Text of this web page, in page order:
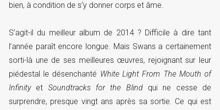
bien, à condition de s’y donner corps et âme.
S’agit-il du meilleur album de 2014 ? Difficile à dire tant
l’année paraît encore longue. Mais Swans a certainement
sorti-là une de ses meilleures œuvres, rejoignant sur leur
piédestal le désenchanté White Light From The Mouth of
Infinityet Soundtracks for the Blindqui ne cesse de
surprendre, presque vingt ans après sa sortie. Ce qui est